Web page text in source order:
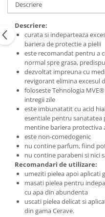
Descriere
Descriere:
curata si indeparteaza
bariera de protectie a pielii
este recomandat pentru a
normal spre grasa,
dezvoltat impreuna cu
revigorant elimina excesul
foloseste Tehnologia
intregii zile
este imbunatatit cu acid
esentiale pentru sanatatea
mentine bariera protectiva
este non-comedogenic
nu contine parfum, fiind
nu contine parabeni si nici
Recomandari de utilizare:
umeziti pielea apoi aplicati
masati pielea pentru
cu apa din abundenta
uscati pielea delicat si
din gama Cerave.